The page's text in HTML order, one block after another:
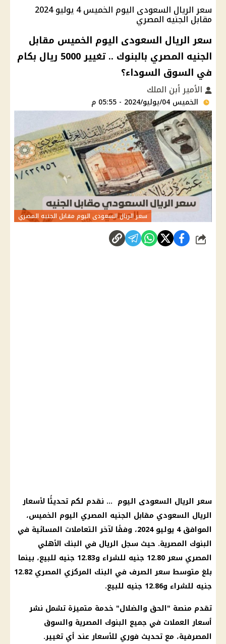
سعر الريال السعودى اليوم الخميس 4 يوليو 2024
مقابل الجنيه المصري
سعر الريال السعودى اليوم الخميس مقابل
الجنيه المصري بالبنوك .. تغيير 5000 ريال بكام
في السوق السوداء؟
الأمير أبن الملك
الخميس 04/يوليو/2024 - 05:55 م
سعر الريال السعودى اليوم مقابل الجنيه المصري
شارك
سعر الريال السعودى اليوم … نقدم لكم تحديثًا لأسعار
الريال السعودي مقابل الجنيه المصري اليوم الخميس،
الموافق 4 يوليو 2024، وفقًا لآخر التعاملات المسائية في
البنوك المصرية. حيث سجل الريال في البنك الأهلي
المصري
سعر 12.80 جنيه للشراء و12.83 جنيه للبيع، بينما
بلغ متوسط سعر الصرف في البنك المركزي المصري 12.82
جنيه للشراء و12.86 جنيه للبيع.
تقدم منصة "الحق والضلال" خدمة متميزة تشمل نشر
أسعار العملات في جميع البنوك المصرية والسوق
المصرفية، مع تحديث فوري للأسعار عند أي تغيير.